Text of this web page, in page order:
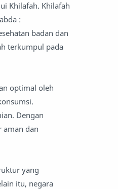
Khilafah. Khilafah
:
badan dan
terkumpul pada
optimal oleh
Dengan
aman dan
yang
itu, negara